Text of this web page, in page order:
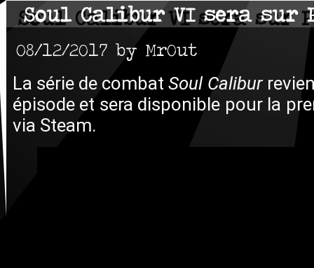
Soul Calibur VI sera sur
08/12/2017 by MrOut
La série de combatSoul Calibur
épisode et sera disponible pour la
via Steam.